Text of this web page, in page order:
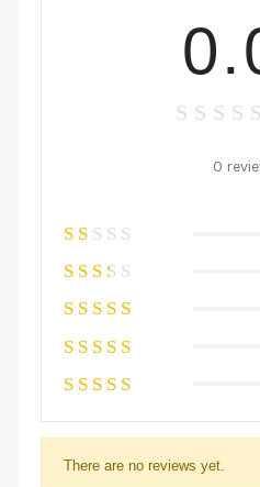
0
There are no reviews yet.